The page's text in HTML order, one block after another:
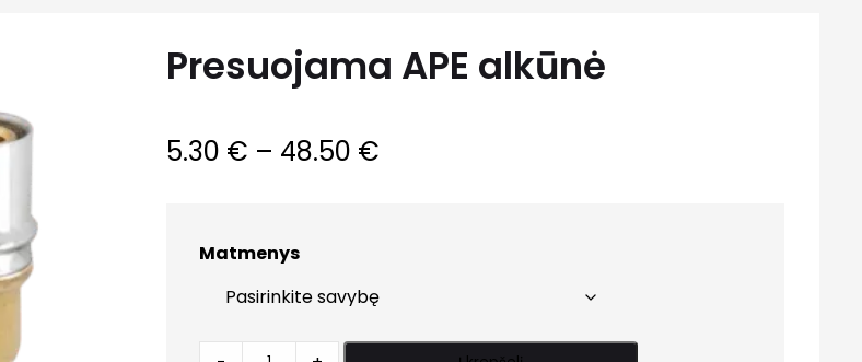
Presuojama APE alkūnė
5.30 € – 48.50 €
48.50 €
Matmenys
Presuojama